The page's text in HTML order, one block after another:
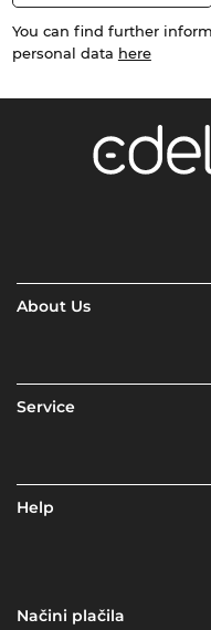
You can find further
personal data here
About Us
Service
Help
Načini plačila